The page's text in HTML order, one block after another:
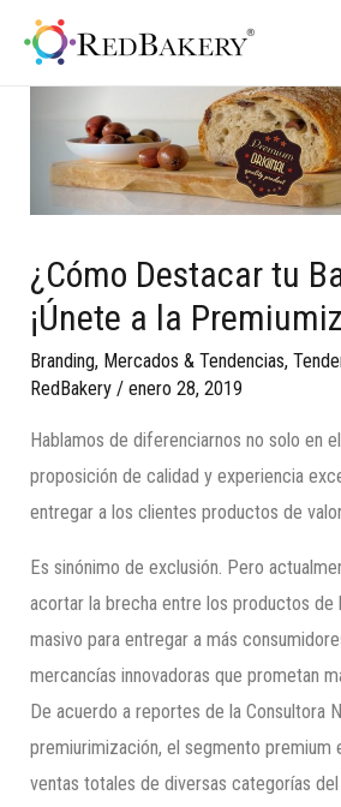
¿Cómo Destacar tu
¡Únete a la
Branding, Mercados & Tendencias,
RedBakery /enero 28, 2019
Hablamos de diferenciarnos no solo en
proposición de calidad y experiencia
entregar a los clientes productos de
Es sinónimo de exclusión. Pero
acortar la brecha entre los productos de
masivo para entregar a más
mercancías innovadoras que prometan
De acuerdo a reportes de la Consultora
premiurimización, el segmento premium
ventas totales de diversas categorías